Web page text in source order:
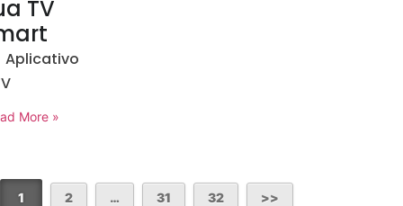
TV
Aplicativo
More »
1 2 … 31 32